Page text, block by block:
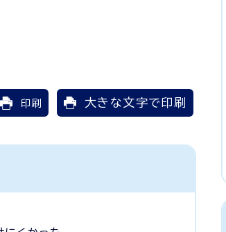
印刷 大きな文字で印刷